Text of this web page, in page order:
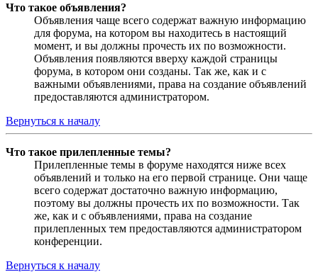
Что такое объявления?
Объявления чаще всего содержат важную информацию
для форума, на котором вы находитесь в настоящий
момент, и вы должны прочесть их по возможности.
Объявления появляются вверху каждой страницы
форума, в котором они созданы. Так же, как и с
важными объявлениями, права на создание объявлений
предоставляются администратором.
Вернуться к началу
Что такое прилепленные темы?
Прилепленные темы в форуме находятся ниже всех
объявлений и только на его первой странице. Они чаще
всего содержат достаточно важную информацию,
поэтому вы должны прочесть их по возможности. Так
же, как и с объявлениями, права на создание
прилепленных тем предоставляются администратором
конференции.
Вернуться к началу